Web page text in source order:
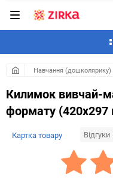
Навчання (дошколярику)
Килимок вивчай-
формату (420х297
Картка товару Відгуки